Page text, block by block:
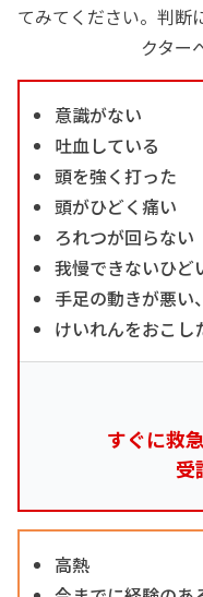
てみてください。判断
クター
意識がない
吐血している
頭を強く打った
頭がひどく痛い
ろれつが回らない
我慢できないひど
手足の動きが悪い
けいれんをおこし
すぐに救
受
高熱